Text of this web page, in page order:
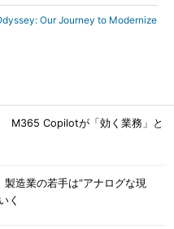
Our Journey to Modernize
M365 Copilotが「効く業務」と
造業の若手は“アナログな現
く